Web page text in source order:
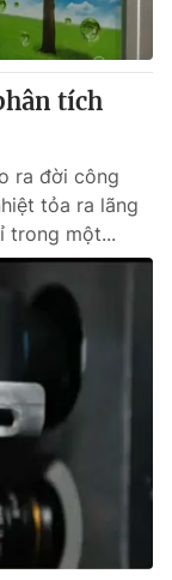
bằng AI
483/GP-BTTTT
tích
ra đời công
tỏa ra lãng
trong một...